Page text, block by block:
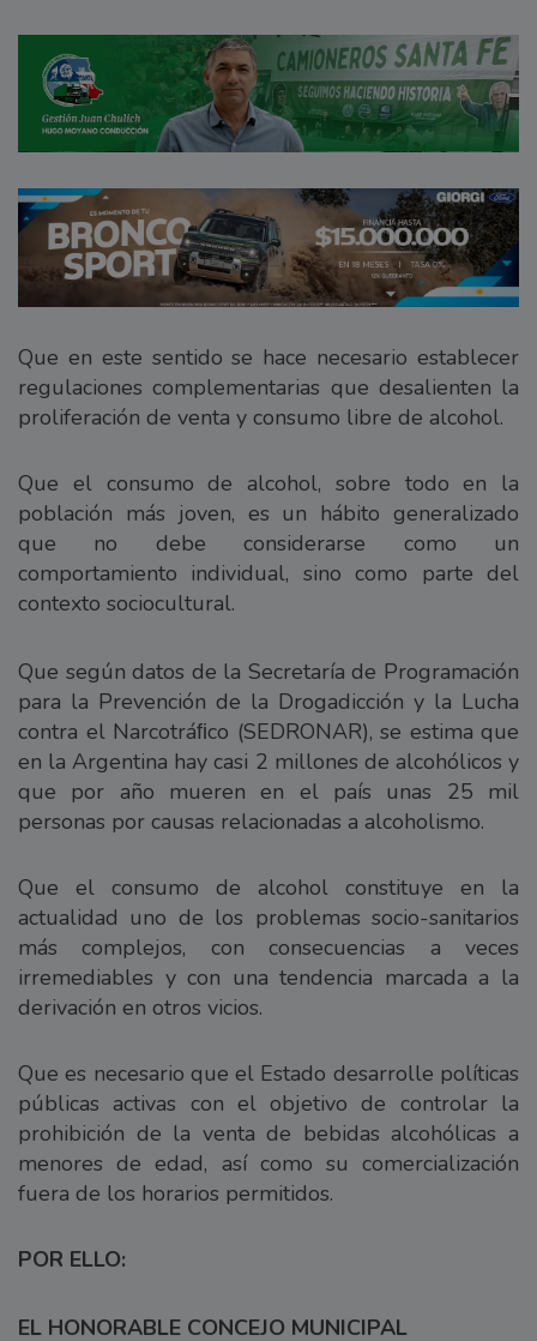
Que en este sentido se hace necesario establecer
regulaciones complementarias que desalienten la
proliferación de venta y consumo libre de alcohol.
Que el consumo de alcohol, sobre todo en la
población más joven, es un hábito generalizado
que no debe considerarse como un
comportamiento individual, sino como parte del
contexto sociocultural.
Que según datos de la Secretaría de Programación
para la Prevención de la Drogadicción y la Lucha
contra el Narcotráﬁco (SEDRONAR), se estima que
en la Argentina hay casi 2 millones de alcohólicos y
que por año mueren en el país unas 25 mil
personas por causas relacionadas a alcoholismo.
Que el consumo de alcohol constituye en la
actualidad uno de los problemas socio-sanitarios
más complejos, con consecuencias a veces
irremediables y con una tendencia marcada a la
derivación en otros vicios.
Que es necesario que el Estado desarrolle políticas
públicas activas con el objetivo de controlar la
prohibición de la venta de bebidas alcohólicas a
menores de edad, así como su comercialización
fuera de los horarios permitidos.
POR ELLO:
EL HONORABLE CONCEJO MUNICIPAL